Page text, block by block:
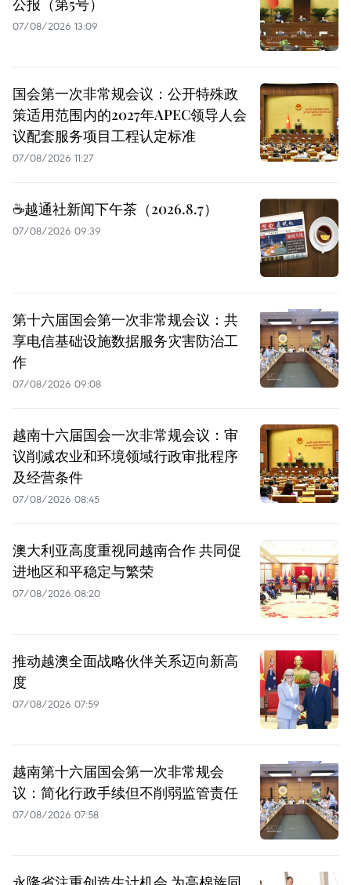
07/08/2026 13:09
国会第一次非常规会议：公开特殊政
策适用范围内的2027年APEC领导人会
议配套服务项目工程认定标准
07/08/2026 11:27
☕️越通社新闻下午茶（2026.8.7）
07/08/2026 09:39
第十六届国会第一次非常规会议：共
享电信基础设施数据服务灾害防治工
作
07/08/2026 09:08
越南十六届国会一次非常规会议：审
议削减农业和环境领域行政审批程序
及经营条件
07/08/2026 08:45
澳大利亚高度重视同越南合作 共同促
进地区和平稳定与繁荣
07/08/2026 08:20
推动越澳全面战略伙伴关系迈向新高
度
07/08/2026 07:59
越南第十六届国会第一次非常规会
议：简化行政手续但不削弱监管责任
07/08/2026 07:58